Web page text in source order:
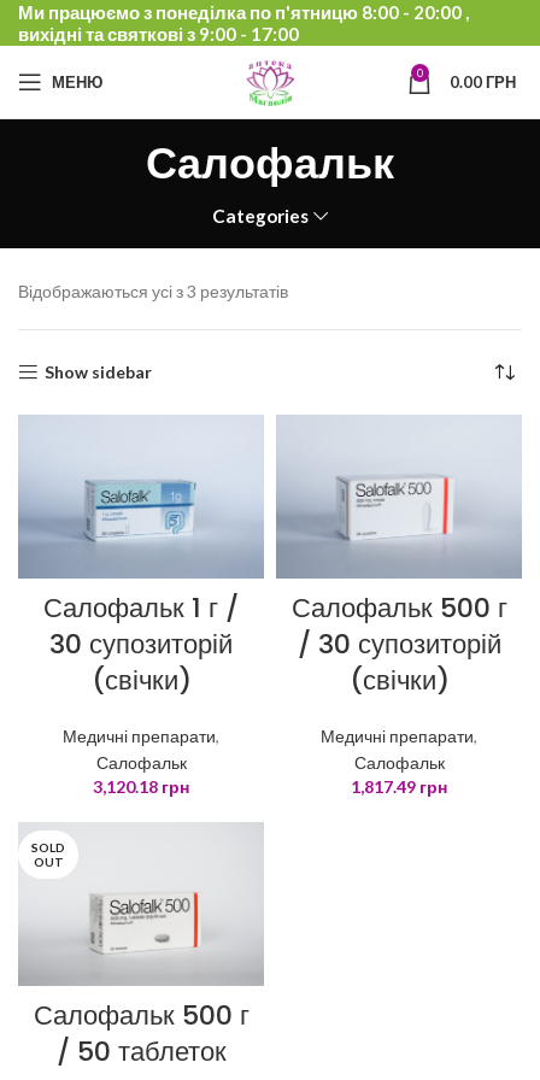
Ми працюємо з понеділка по п'ятницю 8:00 - 20:00 ,
вихідні та святкові з 9:00 - 17:00
МЕНЮ 0 0.00ГРН
Салофальк
Categories
Відображаються усі з 3 результатів
Show sidebar
Салофальк 1 г /
30 супозиторій
(свічки)
Медичні препарати,
Салофальк
3,120.18 грн
Салофальк 500 г
/ 30 супозиторій
(свічки)
Медичні препарати,
Салофальк
1,817.49 грн
SOLD
OUT
Салофальк 500 г
/ 50 таблеток